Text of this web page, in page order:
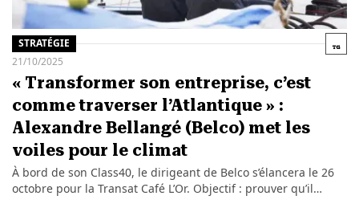
STRATÉGIE
21/10/2025
« Transformer son entreprise, c’est
comme traverser l’Atlantique » :
Alexandre Bellangé (Belco) met les
voiles pour le climat
À bord de son Class40, le dirigeant de Belco s’élancera le 26
octobre pour la Transat Café L’Or. Objectif : prouver qu’il…